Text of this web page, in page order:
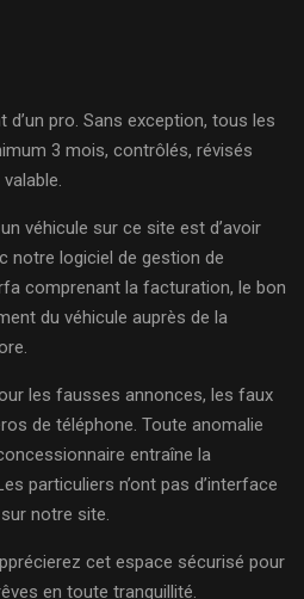
d’un pro. Sans exception, tous les
3 mois, contrôlés, révisés
véhicule sur ce site est d’avoir
notre logiciel de gestion de
comprenant la facturation, le bon
du véhicule auprès de la
les fausses annonces, les faux
de téléphone. Toute anomalie
entraîne la
particuliers n’ont pas d’interface
notre site.
cet espace sécurisé pour
en toute tranquillité.